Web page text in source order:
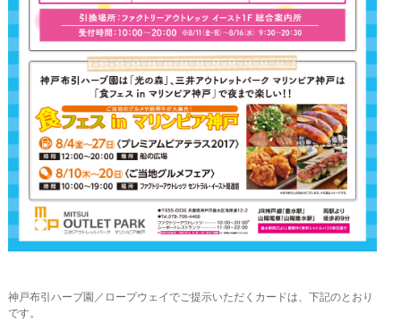
神戸布引ハーブ園／ロープウェイでご提示いただくカードは、下記のとおり
です。